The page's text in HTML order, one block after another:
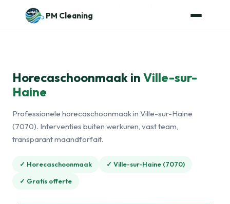
Naar de inhoud
PM Cleaning
Horecaschoonmaak in Ville-sur-
Haine
Professionele horecaschoonmaak in Ville-sur-Haine
(7070). Interventies buiten werkuren, vast team,
transparant maandforfait.
✓ Horecaschoonmaak ✓ Ville-sur-Haine (7070)
✓ Gratis offerte